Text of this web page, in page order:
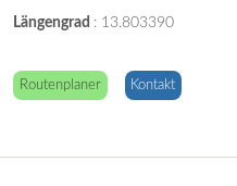
Längengrad : 13.803390
Routenplaner Kontakt